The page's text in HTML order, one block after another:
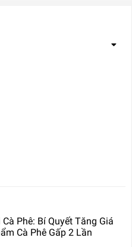
Phê: Bí Quyết Tăng Giá
Cà Phê Gấp 2 Lần